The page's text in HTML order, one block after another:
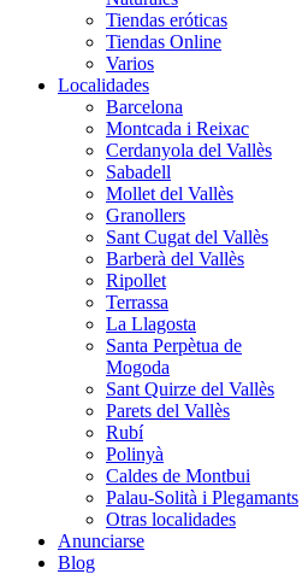
Tiendas eróticas
Tiendas Online
Varios
Localidades
Barcelona
Montcada i Reixac
Cerdanyola del Vallès
Sabadell
Mollet del Vallès
Granollers
Sant Cugat del Vallès
Barberà del Vallès
Ripollet
Terrassa
La Llagosta
Santa Perpètua de
Mogoda
Sant Quirze del Vallès
Parets del Vallès
Rubí
Polinyà
Caldes de Montbui
Palau-Solità i Plegamants
Otras localidades
Anunciarse
Blog